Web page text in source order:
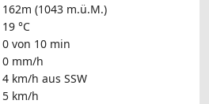
162m (1043 m.ü.M.)
19 °C
0 von 10 min
0 mm/h
4 km/h aus SSW
5 km/h